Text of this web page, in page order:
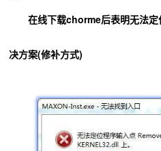
在线下载chorme后表明无法定
决方案(修补方式)